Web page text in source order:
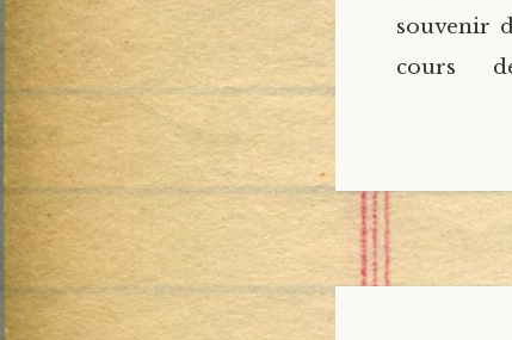
souvenir
cours